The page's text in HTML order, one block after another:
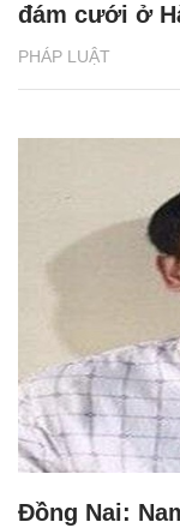
PHÁP LUẬT
đám cưới ở
Đồng Nai: